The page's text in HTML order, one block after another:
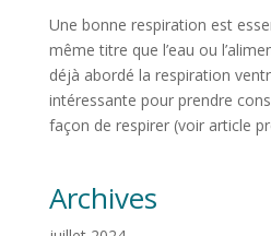
Une bonne respiration est
même titre que l’eau ou
déjà abordé la respiration
intéressante pour prendre
façon de respirer (voir article
Archives